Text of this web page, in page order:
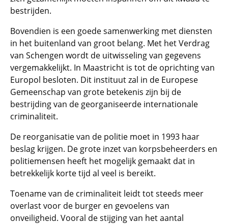
bestrijden.
Bovendien is een goede samenwerking met diensten
in het buitenland van groot belang. Met het Verdrag
van Schengen wordt de uitwisseling van gegevens
vergemakkelijkt. In Maastricht is tot de oprichting van
Europol besloten. Dit instituut zal in de Europese
Gemeenschap van grote betekenis zijn bij de
bestrijding van de georganiseerde internationale
criminaliteit.
De reorganisatie van de politie moet in 1993 haar
beslag krijgen. De grote inzet van korpsbeheerders en
politiemensen heeft het mogelijk gemaakt dat in
betrekkelijk korte tijd al veel is bereikt.
Toename van de criminaliteit leidt tot steeds meer
overlast voor de burger en gevoelens van
onveiligheid. Vooral de stijging van het aantal